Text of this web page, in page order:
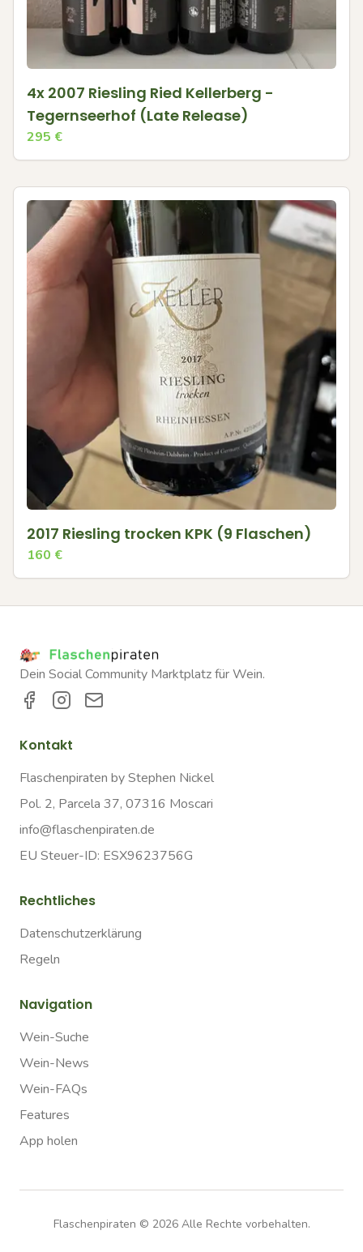
4x 2007 Riesling Ried Kellerberg -
Tegernseerhof (Late Release)
295 €
2017 Riesling trocken KPK (9 Flaschen)
160 €
Dein Social Community Marktplatz für Wein.
Kontakt
Flaschenpiraten by Stephen Nickel
Pol. 2, Parcela 37, 07316 Moscari
info@flaschenpiraten.de
EU Steuer-ID: ESX9623756G
Rechtliches
Datenschutzerklärung
Regeln
Navigation
Wein-Suche
Wein-News
Wein-FAQs
Features
App holen
Flaschenpiraten © 2026Alle Rechte vorbehalten.